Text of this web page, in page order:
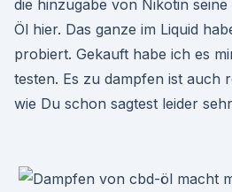
die hinzugabe von Nikotin
Öl hier. Das ganze im Liquid
probiert. Gekauft habe ich es
testen. Es zu dampfen ist auch
wie Du schon sagtest leider